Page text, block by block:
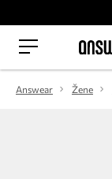
Answear Žene